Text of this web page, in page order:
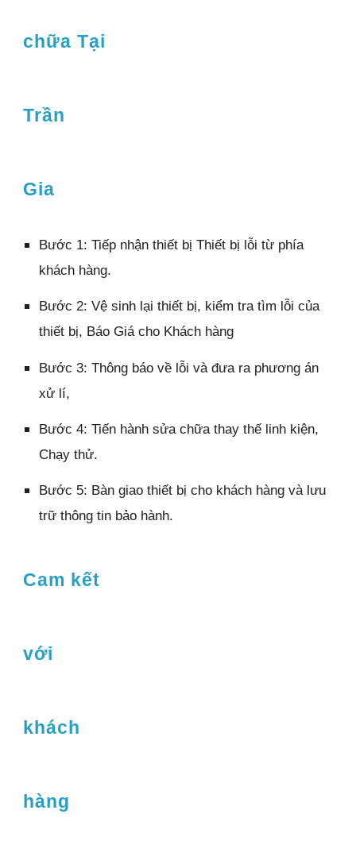
chữa Tại
Trần
Gia
Bước 1: Tiếp nhận thiết bị Thiết bị lỗi từ phía
khách hàng.
Bước 2: Vệ sinh lại thiết bị, kiểm tra tìm lỗi của
thiết bị, Báo Giá cho Khách hàng
Bước 3: Thông báo về lỗi và đưa ra phương án
xử lí,
Bước 4: Tiến hành sửa chữa thay thế linh kiện,
Chạy thử.
Bước 5: Bàn giao thiết bị cho khách hàng và lưu
trữ thông tin bảo hành.
Cam kết
với
khách
hàng